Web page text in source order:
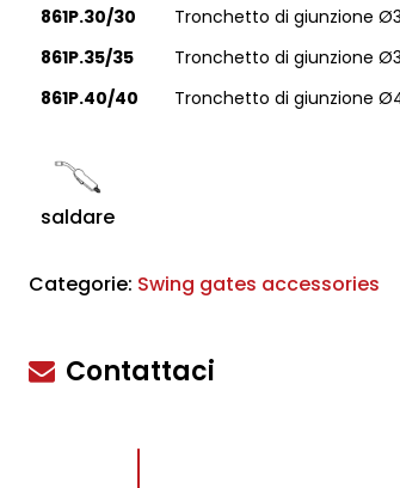
861P.30/30
Tronchetto di giunzione
861P.35/35
Tronchetto di giunzione
861P.40/40
Tronchetto di giunzione
saldare
Categorie: Swing gates accessories
Contattaci